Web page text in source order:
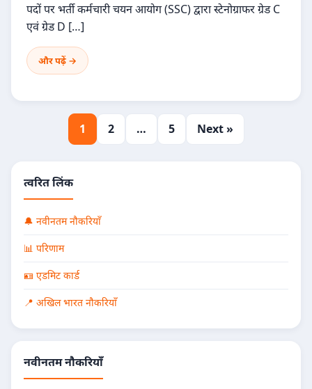
पदों पर भर्ती कर्मचारी चयन आयोग (SSC) द्वारा स्टेनोग्राफर ग्रेड C
एवं ग्रेड D […]
और पढ़ें →
1 2 … 5 Next »
त्वरित लिंक
🔔 नवीनतम नौकरियाँ
📊 परिणाम
🪪 एडमिट कार्ड
📍 अखिल भारत नौकरियाँ
नवीनतम नौकरियाँ